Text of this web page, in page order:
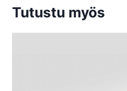
Tutustu myös